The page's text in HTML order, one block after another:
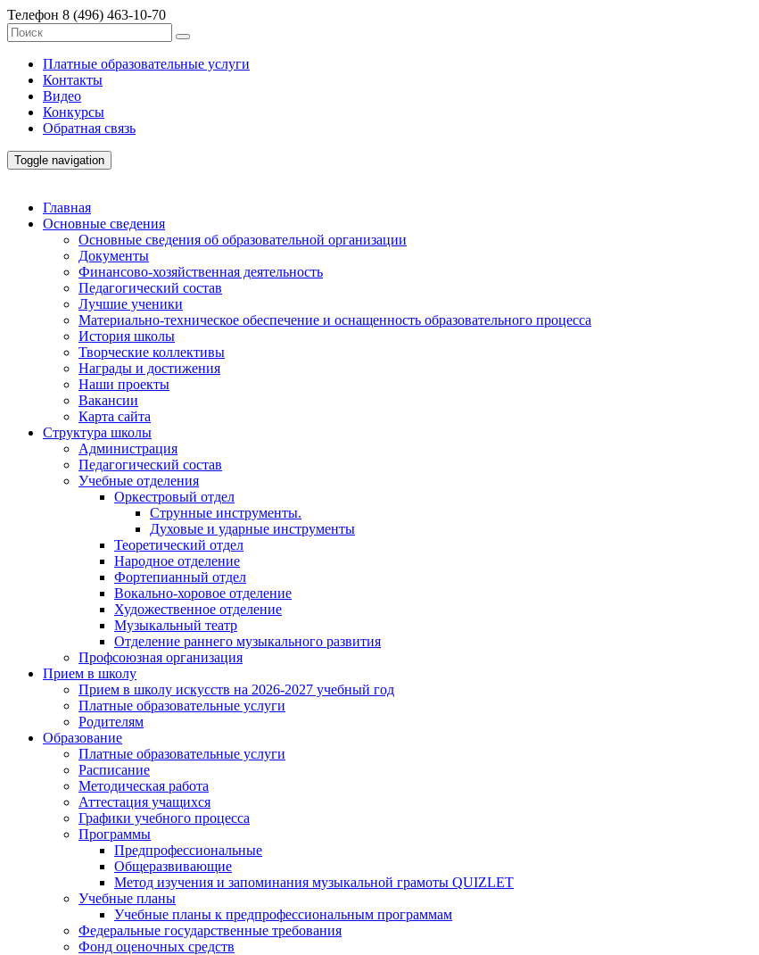
Телефон 8 (496) 463-10-70
Платные образовательные услуги
Контакты
Видео
Конкурсы
Обратная связь
Toggle navigation
Главная
Основные сведения
Основные сведения об образовательной организации
Документы
Финансово-хозяйственная деятельность
Педагогический состав
Лучшие ученики
Материально-техническое обеспечение и оснащенность образовательного процесса
История школы
Творческие коллективы
Награды и достижения
Наши проекты
Вакансии
Карта сайта
Структура школы
Администрация
Педагогический состав
Учебные отделения
Оркестровый отдел
Струнные инструменты.
Духовые и ударные инструменты
Теоретический отдел
Народное отделение
Фортепианный отдел
Вокально-хоровое отделение
Художественное отделение
Музыкальный театр
Отделение раннего музыкального развития
Профсоюзная организация
Прием в школу
Прием в школу искусств на 2026-2027 учебный год
Платные образовательные услуги
Родителям
Образование
Платные образовательные услуги
Расписание
Методическая работа
Аттестация учащихся
Графики учебного процесса
Программы
Предпрофессиональные
Общеразвивающие
Метод изучения и запоминания музыкальной грамоты QUIZLET
Учебные планы
Учебные планы к предпрофессиональным программам
Федеральные государственные требования
Фонд оценочных средств